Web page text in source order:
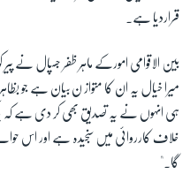
قراردیا ہے۔
بین الاقوامی امورکے ماہر ظفر جسپال نے
میرا خیال یہ ان کا متواز ن بیان ہے جو
ہی انہوں نے یہ تصدیق بھی کر دی ہے
خلاف کارروائی میں سنجیدہ ہے اور اس
گا۔ "